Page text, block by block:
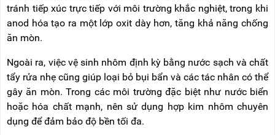
tránh tiếp xúc trực tiếp với môi trường khắc nghiệt, trong khi
anod hóa tạo ra một lớp oxit dày hơn, tăng khả năng chống
ăn mòn.
Ngoài ra, việc vệ sinh nhôm định kỳ bằng nước sạch và chất
tẩy rửa nhẹ cũng giúp loại bỏ bụi bẩn và các tác nhân có thể
gây ăn mòn. Trong các môi trường đặc biệt như nước biển
hoặc hóa chất mạnh, nên sử dụng hợp kim nhôm chuyên
dụng để đảm bảo độ bền tối đa.